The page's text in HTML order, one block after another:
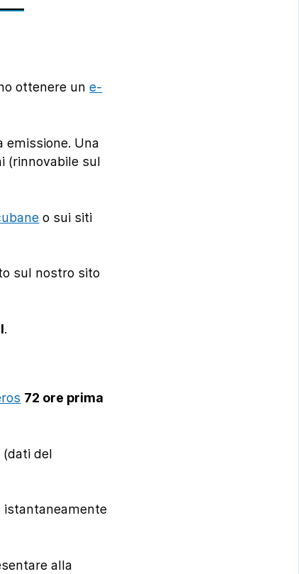
ottenere une-
emissione. Una
(rinnovabile sul
o sui siti
sul nostro sito
.
72 ore prima
(dati del
istantaneamente
alla